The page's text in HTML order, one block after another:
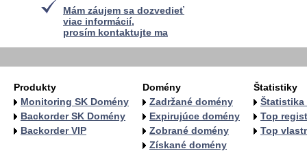
Mám záujem sa dozvedieť
viac informácií,
prosím kontaktujte ma
Produkty
Monitoring SK Domény
Backorder SK Domény
Backorder VIP
Domény
Zadržané domény
Expirujúce domény
Zobrané domény
Získané domény
Štatistiky
Štatistika
Top
Top